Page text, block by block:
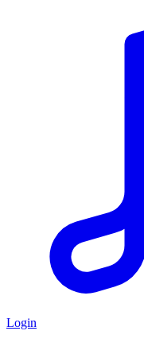
Login